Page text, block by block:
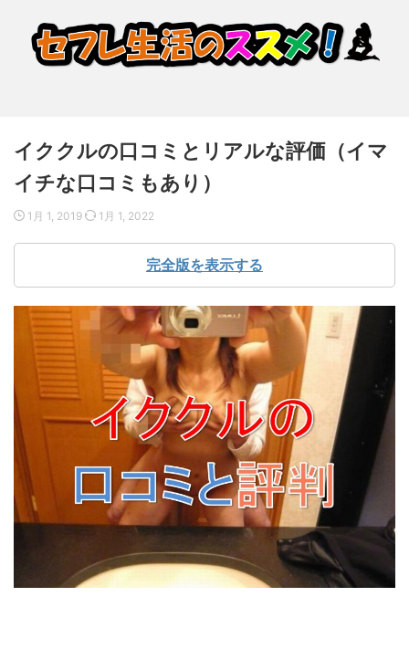
イククルの口コミとリアルな評価（イマ
イチな口コミもあり）
1月 1, 2019 1月 1, 2022
完全版を表示する